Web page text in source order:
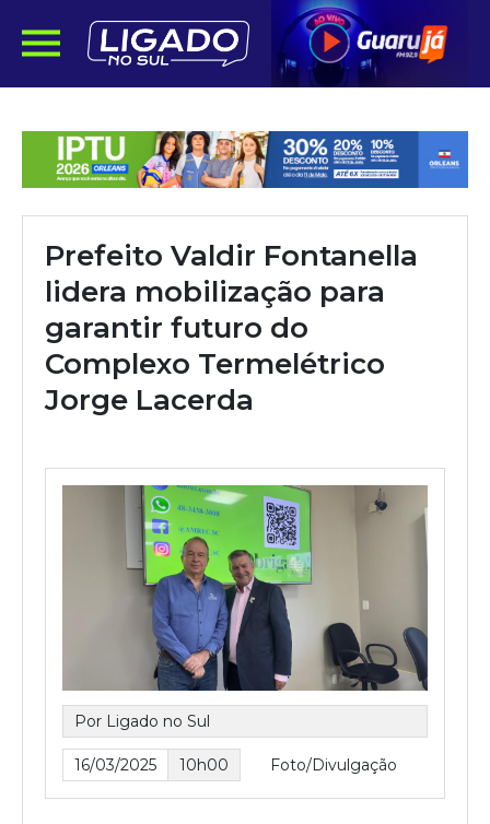
Prefeito Valdir Fontanella
lidera mobilização para
garantir futuro do
Complexo Termelétrico
Jorge Lacerda
Por Ligado no Sul
16/03/2025 10h00 Foto/Divulgação